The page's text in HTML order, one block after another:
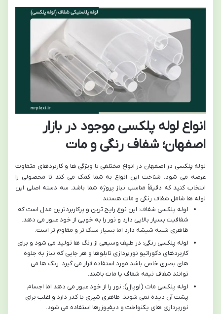
انواع لوله پلکسی موجود در بازار
اصفهان؛ شفاف رنگی و مات
لوله پلکسی در اصفهان در انواع مختلفی با ویژگی ها و کاربردهای متفاوت
عرضه می شود. شناخت این انواع به شما کمک می کند تا محصولی را
انتخاب کنید که دقیقاً مناسب نیاز پروژه شما باشد. سه دسته اصلی این
لوله ها شامل شفاف رنگی و مات هستند.
لوله پلکسی شفاف: این نوع رایج ترین و پرکاربردترین مدل است که
شفافیت بسیار بالایی دارد و نور را به خوبی از خود عبور می دهد.
ظاهری شبیه شیشه دارد اما بسیار سبک تر و مقاوم تر است.
لوله پلکسی رنگی: در طیف وسیعی از رنگ ها تولید می شود و برای
کاربردهای دکوراتیو نورپردازی تابلوها و هر جایی که نیاز به جلوه
های بصری خاص باشد مورد استفاده قرار می گیرد. رنگ ها می
توانند شفاف نیمه شفاف یا مات باشند.
لوله پلکسی مات (اوپال): نور را از خود عبور می دهد اما اجسام
پشت آن دیده نمی شوند. ظاهری شیری یا کدر دارد و اغلب برای
نورپردازی های یکنواخت و دیفیوزرها استفاده می شود.